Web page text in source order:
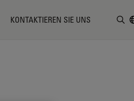
KONTAKTIEREN SIE UNS